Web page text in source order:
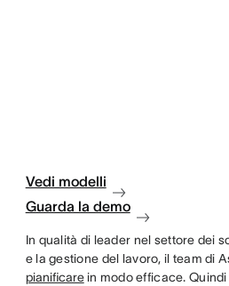
Vedi modelli
Guarda la demo
In qualità di leader nel settore dei
e la gestione del lavoro, il team di
pianificarein modo efficace.